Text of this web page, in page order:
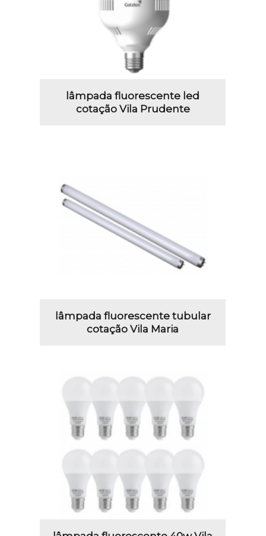
lâmpada fluorescente led
cotação Vila Prudente
lâmpada fluorescente tubular
cotação Vila Maria